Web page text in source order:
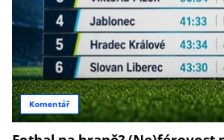
Komentář